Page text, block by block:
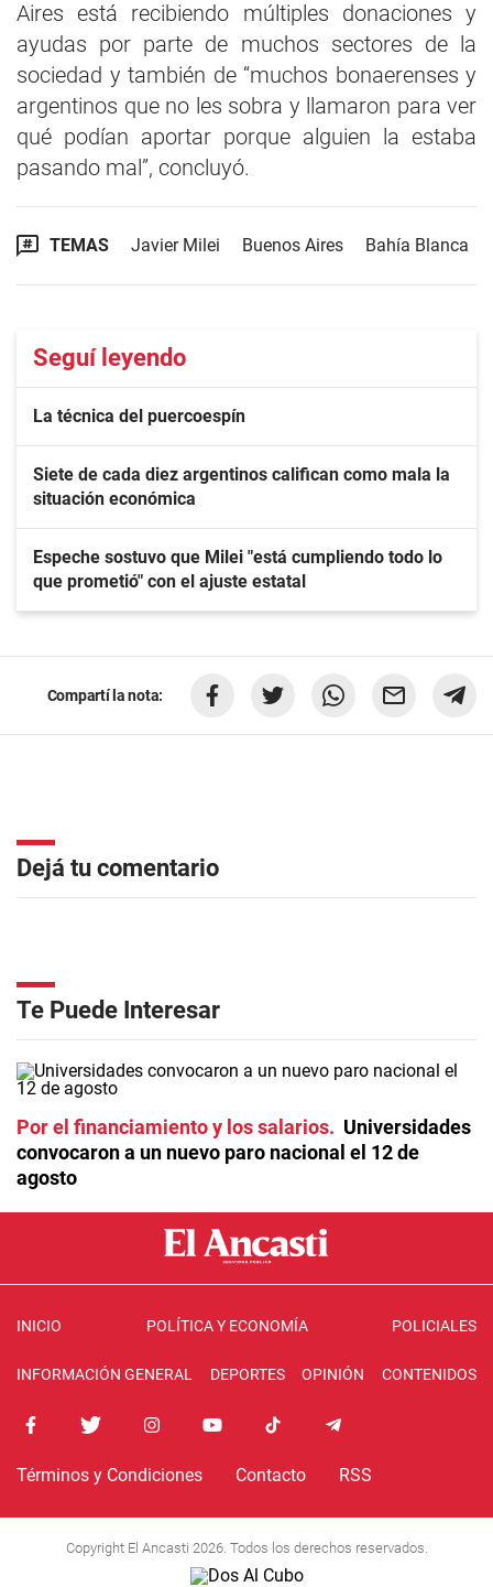
Aires está recibiendo múltiples donaciones y
ayudas por parte de muchos sectores de la
sociedad y también de “muchos bonaerenses y
argentinos que no les sobra y llamaron para ver
qué podían aportar porque alguien la estaba
pasando mal”, concluyó.
TEMAS Javier Milei Buenos Aires Bahía Blanca
Seguí leyendo
La técnica del puercoespín
Siete de cada diez argentinos califican como mala la
situación económica
Espeche sostuvo que Milei "está cumpliendo todo lo
que prometió" con el ajuste estatal
Compartí la nota:
Dejá tu comentario
Te Puede Interesar
Por el financiamiento y los salarios
Universidades
convocaron a un nuevo paro nacional el 12 de
agosto
INICIO POLÍTICA Y ECONOMÍA POLICIALES
INFORMACIÓN GENERAL DEPORTES OPINIÓN CONTENIDOS
Términos y Condiciones Contacto RSS
Copyright El Ancasti 2026. Todos los derechos reservados.